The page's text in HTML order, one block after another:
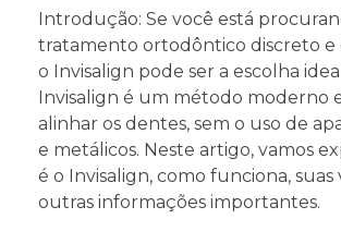
Introdução: Se você está
tratamento ortodôntico discreto e
o Invisalign pode ser a escolha
Invisalign é um método moderno
alinhar os dentes, sem o uso de
e metálicos. Neste artigo, vamos
é o Invisalign, como funciona, suas
outras informações importantes.